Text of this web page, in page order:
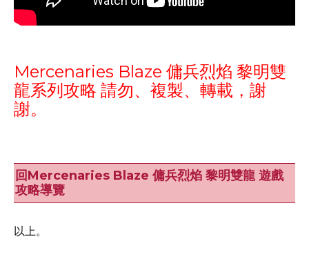
Mercenaries Blaze 傭兵烈焰 黎明雙
龍系列攻略 請勿、複製、轉載，謝
謝。
回Mercenaries Blaze 傭兵烈焰 黎明雙龍 遊戲
攻略導覽
以上。